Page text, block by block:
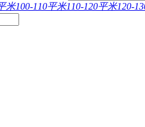
米100-110平米110-120平米120-